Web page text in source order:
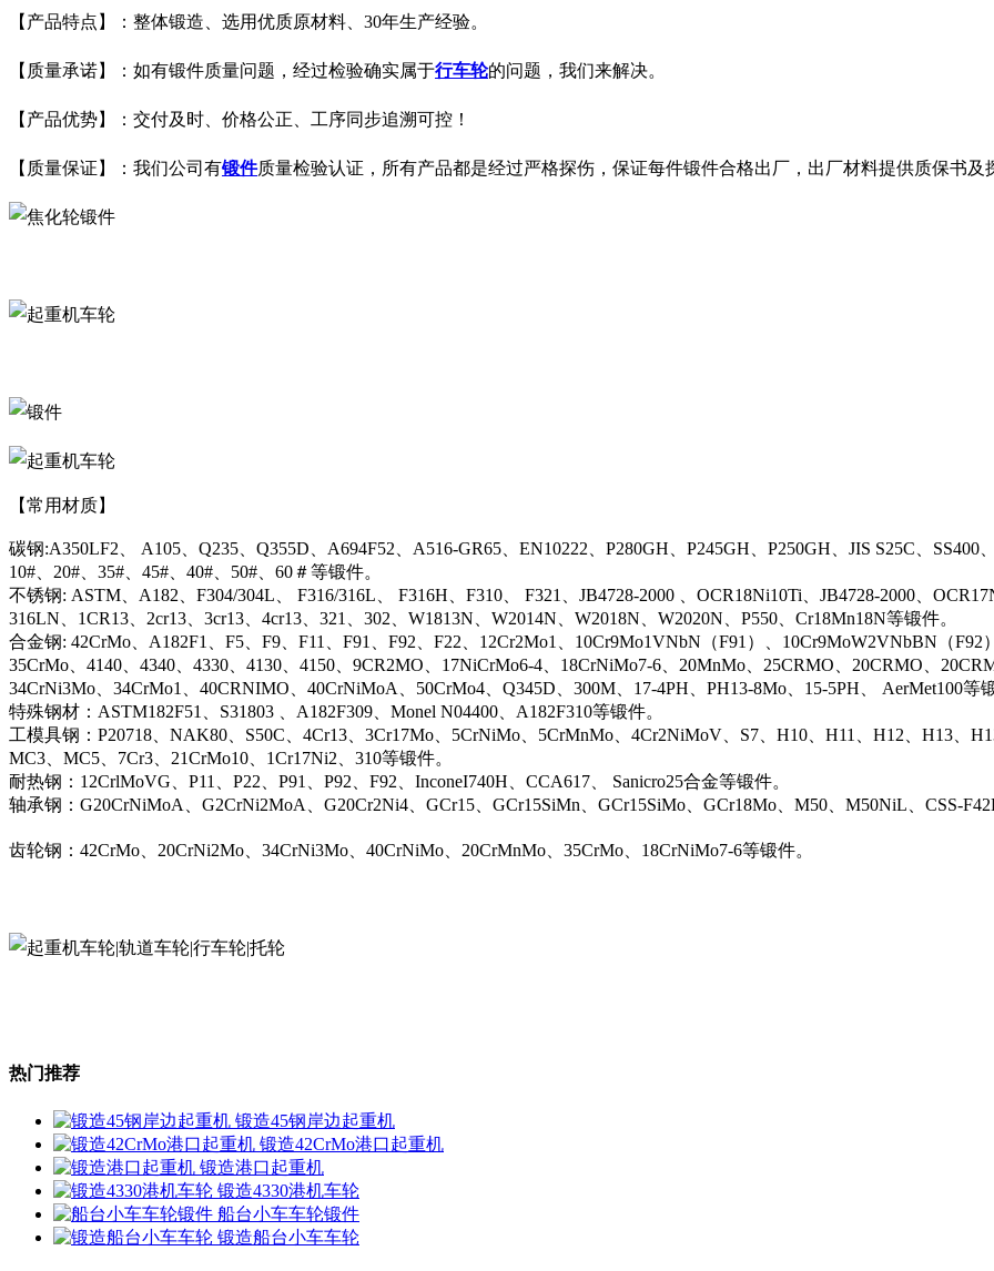
【产品特点】：整体锻造、选用优质原材料、30年生产经验。
【质量承诺】：如有锻件质量问题，经过检验确实属于行车轮的问题，我们来解决。
【产品优势】：交付及时、价格公正、工序同步追溯可控！
【质量保证】：我们公司有锻件质量检验认证，所有产品都是经过严格探伤，保证每件锻件合格出厂，出厂材料提供质保书及
【常用材质】
碳钢:A350LF2、 A105、Q235、Q355D、A694F52、A516-GR65、EN10222、P280GH、P245GH、P250GH、JIS S25C、SS400
10#、20#、35#、45#、40#、50#、60＃等锻件。
不锈钢: ASTM、A182、F304/304L、 F316/316L、 F316H、F310、 F321、JB4728-2000 、OCR18Ni10Ti、JB4728-2000、
316LN、1CR13、2cr13、3cr13、4cr13、321、302、W1813N、W2014N、W2018N、W2020N、P550、Cr18Mn18N等锻件。
合金钢: 42CrMo、A182F1、F5、F9、F11、F91、F92、F22、12Cr2Mo1、10Cr9Mo1VNbN（F91）、10Cr9MoW2VNbBN（F92
35CrMo、4140、4340、4330、4130、4150、9CR2MO、17NiCrMo6-4、18CrNiMo7-6、20MnMo、25CRMO、20CRMO、
34CrNi3Mo、34CrMo1、40CRNIMO、40CrNiMoA、50CrMo4、Q345D、300M、17-4PH、PH13-8Mo、15-5PH、 AerMet100等
特殊钢材：ASTM182F51、S31803 、A182F309、Monel N04400、A182F310等锻件。
工模具钢：P20718、NAK80、S50C、4Cr13、3Cr17Mo、5CrNiMo、5CrMnMo、4Cr2NiMoV、S7、H10、H11、H12、H13、
MC3、MC5、7Cr3、21CrMo10、1Cr17Ni2、310等锻件。
耐热钢：12CrlMoVG、P11、P22、P91、P92、F92、InconeI740H、CCA617、 Sanicro25合金等锻件。
轴承钢：G20CrNiMoA、G2CrNi2MoA、G20Cr2Ni4、GCr15、GCr15SiMn、GCr15SiMo、GCr18Mo、M50、M50NiL、CSS-
齿轮钢：42CrMo、20CrNi2Mo、34CrNi3Mo、40CrNiMo、20CrMnMo、35CrMo、18CrNiMo7-6等锻件。
热门推荐
锻造45钢岸边起重机
锻造42CrMo港口起重机
锻造港口起重机
锻造4330港机车轮
船台小车车轮锻件
锻造船台小车车轮